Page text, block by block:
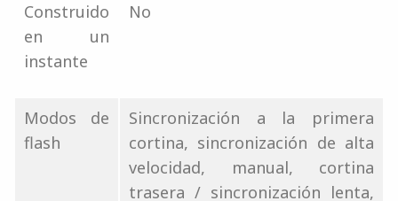
Construido
en un
instante
No
Modos de
flash
Sincronización a la primera
cortina, sincronización de alta
velocidad, manual, cortina
trasera / sincronización lenta,